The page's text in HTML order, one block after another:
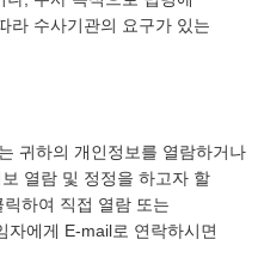
라 수사기관의 요구가 있는
귀하의 개인정보를 열람하거나
열람 및 정정을 하고자 할
하여 직접 열람 또는
자에게 E-mail로 연락하시면